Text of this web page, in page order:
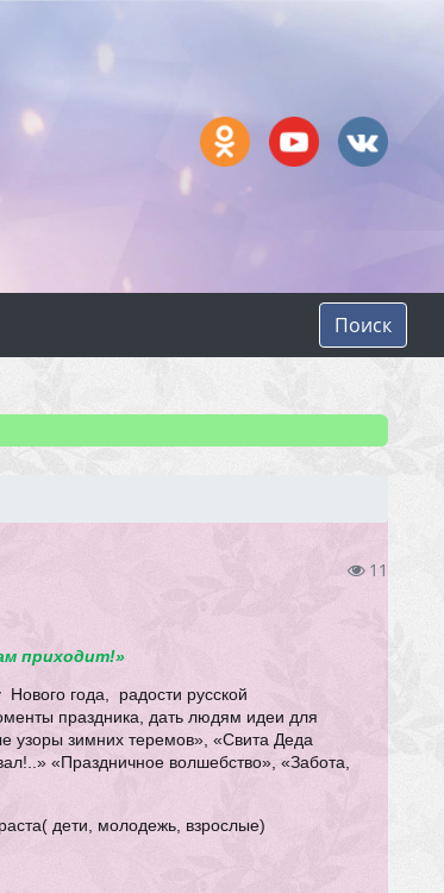
Поиск
11
приходит!»
года, радости русской
праздника, дать людям идеи для
узоры зимних теремов», «Свита Деда
«Праздничное волшебство», «Забота,
дети, молодежь, взрослые)